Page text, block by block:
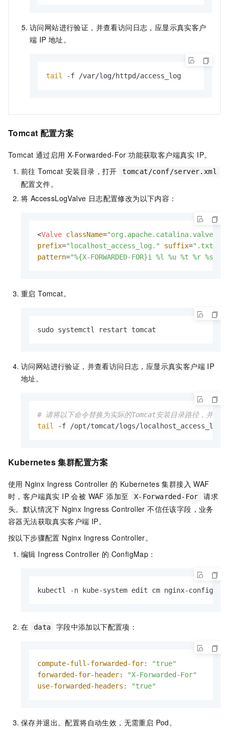
访问网站进行验证，并查看访问日志，应显示真实客户
端 IP 地址。
tail -f /var/log/httpd/access_log
Tomcat 配置方案
Tomcat 通过启用 X-Forwarded-For 功能获取客户端真实 IP。
前往 Tomcat 安装目录，打开
tomcat/conf/server.xml
配置文件。
将 AccessLogValve 日志配置修改为以下内容：
<Valve className=
prefix="localhost_access_log." suffix=".txt"
pattern="%{X-FORWARDED-FOR}i %l %u %t %r %s
重启 Tomcat。
sudo systemctl restart tomcat
访问网站进行验证，并查看访问日志，应显示真实客户端 IP
地址。
# 请将以下命令替换为实际的Tomcat安装目录路径，并替
tail
-f /opt/tomcat/logs/
Kubernetes 集群配置方案
使用 Nginx Ingress Controller 的 Kubernetes 集群接入 WAF
时，客户端真实 IP 会被 WAF 添加至
X-Forwarded-For
请求
头。默认情况下 Nginx Ingress Controller 不信任该字段，业务
容器无法获取真实客户端 IP。
按以下步骤配置 Nginx Ingress Controller。
编辑 Ingress Controller 的 ConfigMap：
kubectl -n kube-system edit cm nginx-
在 data 字段中添加以下配置项：
compute-full-forwarded-for:
"true"
forwarded-for-header:
"X-Forwarded-For"
use-forwarded-headers:
"true"
保存并退出。配置将自动生效，无需重启 Pod。